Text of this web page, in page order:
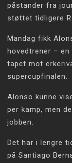
påstander fra
støttet tidligere
Mandag fikk
hovedtrener –
tapet mot
supercupfinalen.
Alonso kunne
per kamp, men
jobben.
Det har i lengre
på Santiago